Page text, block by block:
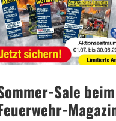
Sale beim